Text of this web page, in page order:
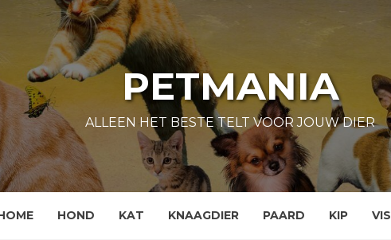
PETMANIA
ALLEEN HET BESTE TELT VOOR JOUW DIER
HOND KAT KNAAGDIER PAARD KIP VIS